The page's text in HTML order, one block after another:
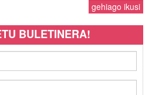
gehiago ikusi
BULETINERA!